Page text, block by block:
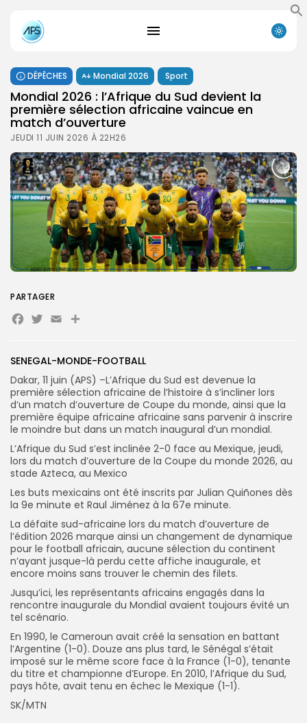
FR
DÉPÊCHES Mondial 2026 Sport
Mondial 2026 : l’Afrique du Sud devient la
première sélection africaine vaincue en
match d’ouverture
JEUDI 11 JUIN 2026 À 22H26
SENEGAL-MONDE-FOOTBALL
Dakar, 11 juin (APS) –L’Afrique du Sud est devenue la
première sélection africaine de l’histoire à s’incliner lors
d’un match d’ouverture de Coupe du monde, ainsi que la
première équipe africaine africaine sans parvenir à inscrire
le moindre but dans un match inaugural d’un mondial.
L’Afrique du Sud s’est inclinée 2-0 face au Mexique, jeudi,
lors du match d’ouverture de la Coupe du monde 2026, au
stade Azteca, au Mexico
Les buts mexicains ont été inscrits par Julian Quiñones dès
la 9e minute et Raul Jiménez à la 67e minute.
La défaite sud-africaine lors du match d’ouverture de
l’édition 2026 marque ainsi un changement de dynamique
pour le football africain, aucune sélection du continent
n’ayant jusque-là perdu cette affiche inaugurale, et
encore moins sans trouver le chemin des filets.
Jusqu’ici, les représentants africains engagés dans la
rencontre inaugurale du Mondial avaient toujours évité un
tel scénario.
En 1990, le Cameroun avait créé la sensation en battant
l’Argentine (1-0). Douze ans plus tard, le Sénégal s’était
imposé sur le même score face à la France (1-0), tenante
du titre et championne d’Europe. En 2010, l’Afrique du Sud,
pays hôte, avait tenu en échec le Mexique (1-1).
SK/MTN
PARTAGER
Facebook
Twitter
EmailPartager